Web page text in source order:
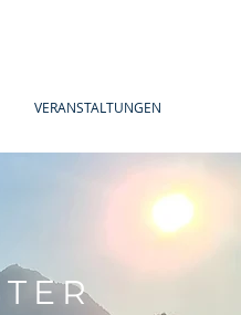
VERANSTALTUNGEN